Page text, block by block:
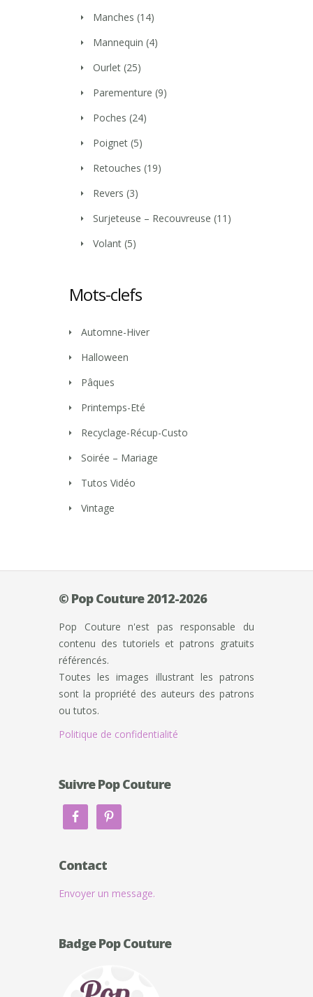
Manches (14)
Mannequin (4)
Ourlet (25)
Parementure (9)
Poches (24)
Poignet (5)
Retouches (19)
Revers (3)
Surjeteuse – Recouvreuse (11)
Volant (5)
Mots-clefs
Automne-Hiver
Halloween
Pâques
Printemps-Eté
Recyclage-Récup-Custo
Soirée – Mariage
Tutos Vidéo
Vintage
© Pop Couture 2012-2026
Pop Couture n'est pas responsable du
contenu des tutoriels et patrons gratuits
référencés.
Toutes les images illustrant les patrons
sont la propriété des auteurs des patrons
ou tutos.
Politique de confidentialité
Suivre Pop Couture
Contact
Envoyer un message.
Badge Pop Couture